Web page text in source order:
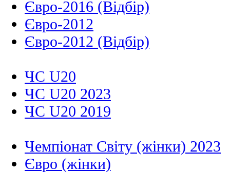
Євро-2016 (Відбір)
Євро-2012
Євро-2012 (Відбір)
ЧС U20
ЧС U20 2023
ЧС U20 2019
Чемпіонат Світу (жінки) 2023
Євро (жінки)